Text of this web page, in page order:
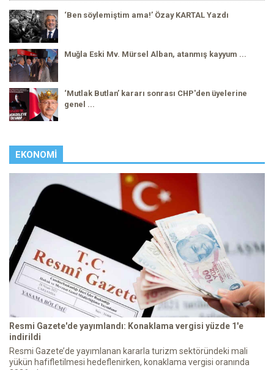
‘Ben söylemiştim ama!’ Özay KARTAL Yazdı
Muğla Eski Mv. Mürsel Alban, atanmış kayyum ...
‘Mutlak Butlan’ kararı sonrası CHP'den üyelerine
genel ...
EKONOMI
Resmi Gazete'de yayımlandı: Konaklama vergisi yüzde 1'e
indirildi
Resmi Gazete’de yayımlanan kararla turizm sektöründeki mali
yükün hafifletilmesi hedeflenirken, konaklama vergisi oranında